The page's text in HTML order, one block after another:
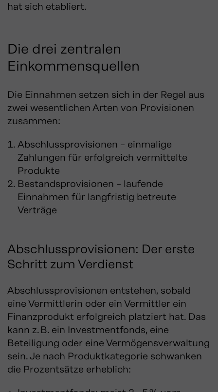
hat sich etabliert.
Die drei zentralen
Einkommensquellen
Die Einnahmen setzen sich in der Regel aus
zwei wesentlichen Arten von Provisionen
zusammen:
Abschlussprovisionen – einmalige
Zahlungen für erfolgreich vermittelte
Produkte
Bestandsprovisionen – laufende
Einnahmen für langfristig betreute
Verträge
Abschlussprovisionen: Der erste
Schritt zum Verdienst
Abschlussprovisionen entstehen, sobald
eine Vermittlerin oder ein Vermittler ein
Finanzprodukt erfolgreich platziert hat. Das
kann z. B. ein Investmentfonds, eine
Beteiligung oder eine Vermögensverwaltung
sein. Je nach Produktkategorie schwanken
die Prozentsätze erheblich: